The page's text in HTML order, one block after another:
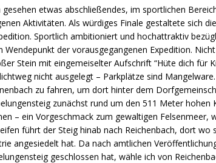
etwas abschließendes, im sportlichen
Aktivitäten. Als würdiges Finale gestaltete sich
Sportlich ambitioniert und hochattraktiv
der vorausgegangenen Expedition.
Stein mit eingemeiselter Aufschrift “Hüte dich für
nicht ausgelegt – Parkplätze sind
zu fahren, um dort hinter dem
zunächst rund um den 511 Meter hohen
– ein Vorgeschmack zum gewaltigen Felsenmeer,
führt der Steig hinab nach Reichenbach, dort wo
angesiedelt hat. Da nach amtlichen
geschlossen hat, wähle ich von